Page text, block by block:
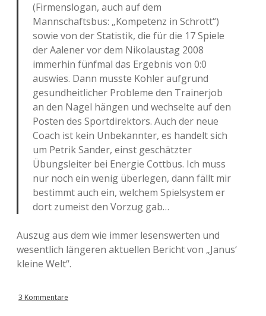
(Firmenslogan, auch auf dem
Mannschaftsbus: „Kompetenz in Schrott“)
sowie von der Statistik, die für die 17 Spiele
der Aalener vor dem Nikolaustag 2008
immerhin fünfmal das Ergebnis von 0:0
auswies. Dann musste Kohler aufgrund
gesundheitlicher Probleme den Trainerjob
an den Nagel hängen und wechselte auf den
Posten des Sportdirektors. Auch der neue
Coach ist kein Unbekannter, es handelt sich
um Petrik Sander, einst geschätzter
Übungsleiter bei Energie Cottbus. Ich muss
nur noch ein wenig überlegen, dann fällt mir
bestimmt auch ein, welchem Spielsystem er
dort zumeist den Vorzug gab…
Auszug aus dem wie immer lesenswerten und
wesentlich längeren aktuellen Bericht von „Janus‘
kleine Welt“.
3 Kommentare